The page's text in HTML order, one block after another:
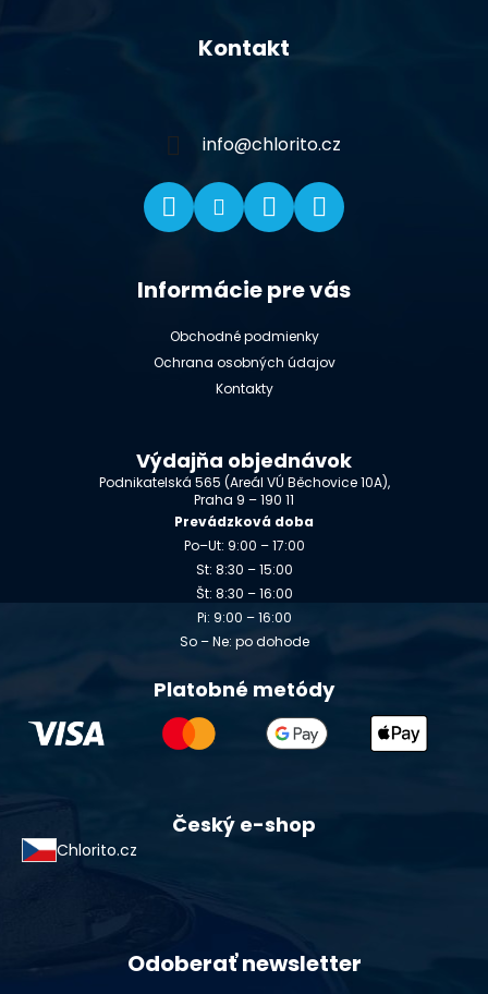
Kontakt
info@chlorito.cz
Informácie pre vás
Obchodné podmienky
Ochrana osobných údajov
Kontakty
Výdajňa objednávok
Podnikatelská 565 (Areál VÚ Běchovice 10A),
Praha 9 – 190 11
Prevádzková doba
Po–Ut: 9:00 – 17:00
St: 8:30 – 15:00
Št: 8:30 – 16:00
Pi: 9:00 – 16:00
So – Ne: po dohode
Platobné metódy
Český e-shop
Chlorito.cz
Odoberať newsletter